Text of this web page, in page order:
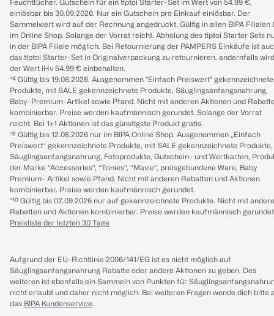
Feuchttücher. Gutschein für ein tiptoi Starter-Set im Wert von 54.99 €,
einlösbar bis 30.09.2026. Nur ein Gutschein pro Einkauf einlösbar. Der
Sammelwert wird auf der Rechnung angedruckt. Gültig in allen BIPA Filialen
im Online Shop. Solange der Vorrat reicht. Abholung des tiptoi Starter Sets
in der BIPA Filiale möglich. Bei Retournierung der PAMPERS Einkäufe ist
das tiptoi Starter-Set in Originalverpackung zu retournieren, andernfalls wird
der Wert iHv 54.99 € einbehalten.
*⁴ Gültig bis 19.08.2026. Ausgenommen "Einfach Preiswert" gekennzeichnete
Produkte, mit SALE gekennzeichnete Produkte, Säuglingsanfangsnahrung,
Baby-Premium-Artikel sowie Pfand. Nicht mit anderen Aktionen und
kombinierbar. Preise werden kaufmännisch gerundet. Solange der Vorrat
reicht. Bei 1+1 Aktionen ist das günstigste Produkt gratis.
*⁸ Gültig bis 12.08.2026 nur im BIPA Online Shop. Ausgenommen „Einfach
Preiswert“ gekennzeichnete Produkte, mit SALE gekennzeichnete Produkte,
Säuglingsanfangsnahrung, Fotoprodukte, Gutschein- und Wertkarten,
der Marke “Accessories“, “Tonies“, “Mavie“, preisgebundene Ware, Baby
Premium- Artikel sowie Pfand. Nicht mit anderen Rabatten und Aktionen
kombinierbar. Preise werden kaufmännisch gerundet.
*¹⁰ Gültig bis 02.09.2026 nur auf gekennzeichnete Produkte. Nicht mit
Rabatten und Aktionen kombinierbar. Preise werden kaufmännisch
Preisliste der letzten 30 Tage
Aufgrund der EU-Richtlinie 2006/141/EG ist es nicht möglich auf
Säuglingsanfangsnahrung Rabatte oder andere Aktionen zu geben. Des
weiteren ist ebenfalls ein Sammeln von Punkten für
nicht erlaubt und daher nicht möglich. Bei weiteren Fragen wende dich bitte
das BIPA Kundenservice.